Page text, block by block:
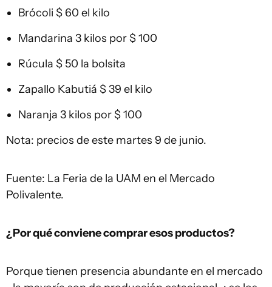
Brócoli $ 60 el kilo
Mandarina 3 kilos por $ 100
Rúcula $ 50 la bolsita
Zapallo Kabutiá $ 39 el kilo
Naranja 3 kilos por $ 100
Nota: precios de este martes 9 de junio.
Fuente: La Feria de la UAM en el Mercado
Polivalente.
¿Por qué conviene comprar esos productos?
Porque tienen presencia abundante en el mercado